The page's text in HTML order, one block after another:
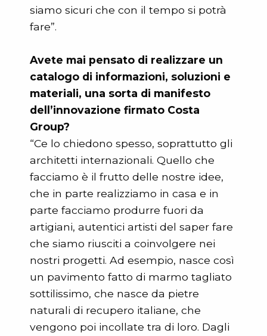
siamo sicuri che con il tempo si potrà
fare”.
Avete mai pensato di realizzare un
catalogo di informazioni, soluzioni e
materiali, una sorta di manifesto
dell’innovazione firmato Costa
Group?
“Ce lo chiedono spesso, soprattutto gli
architetti internazionali. Quello che
facciamo è il frutto delle nostre idee,
che in parte realizziamo in casa e in
parte facciamo produrre fuori da
artigiani, autentici artisti del saper fare
che siamo riusciti a coinvolgere nei
nostri progetti. Ad esempio, nasce così
un pavimento fatto di marmo tagliato
sottilissimo, che nasce da pietre
naturali di recupero italiane, che
vengono poi incollate tra di loro. Dagli